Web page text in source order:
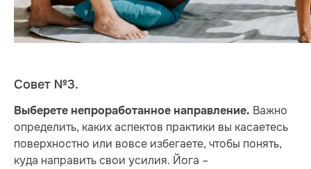
Совет №3.
Выберете непроработанное направление. Важно
определить, каких аспектов практики вы касаетесь
поверхностно или вовсе избегаете, чтобы понять,
куда направить свои усилия. Йога –